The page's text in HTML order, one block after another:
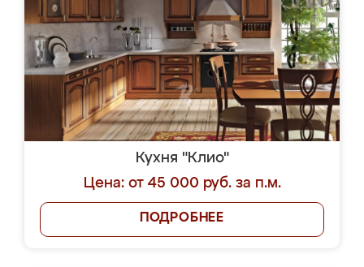
Кухня "Клио"
Цена: от 45 000 руб. за п.м.
ПОДРОБНЕЕ